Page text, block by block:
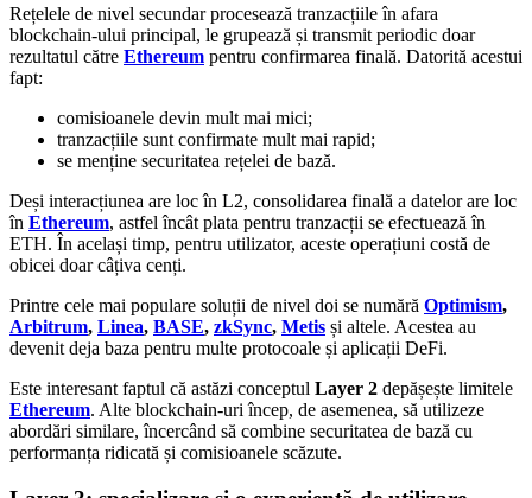
Rețelele de nivel secundar procesează tranzacțiile în afara
blockchain-ului principal, le grupează și transmit periodic doar
rezultatul către Ethereum pentru confirmarea finală. Datorită acestui
fapt:
comisioanele devin mult mai mici;
tranzacțiile sunt confirmate mult mai rapid;
se menține securitatea rețelei de bază.
Deși interacțiunea are loc în L2, consolidarea finală a datelor are loc
în Ethereum, astfel încât plata pentru tranzacții se efectuează în
ETH. În același timp, pentru utilizator, aceste operațiuni costă de
obicei doar câțiva cenți.
Printre cele mai populare soluții de nivel doi se numără Optimism,
Arbitrum, Linea, BASE, zkSync, Metis și altele. Acestea au
devenit deja baza pentru multe protocoale și aplicații DeFi.
Este interesant faptul că astăzi conceptul Layer 2 depășește limitele
Ethereum. Alte blockchain-uri încep, de asemenea, să utilizeze
abordări similare, încercând să combine securitatea de bază cu
performanța ridicată și comisioanele scăzute.